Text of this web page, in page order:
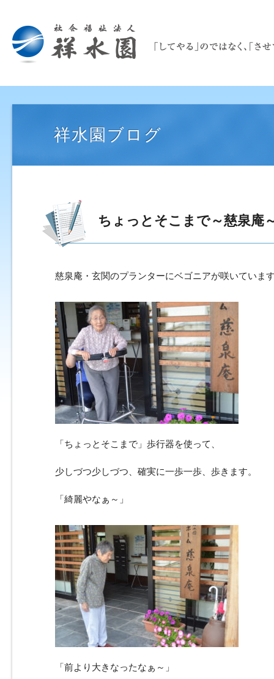
祥水園ブログ
ちょっとそこまで～慈泉庵
慈泉庵・玄関のプランターにベゴニアが咲いていま
「ちょっとそこまで」歩行器を使って、
少しづつ少しづつ、確実に一歩一歩、歩きます。
「綺麗やなぁ～」
「前より大きなったなぁ～」